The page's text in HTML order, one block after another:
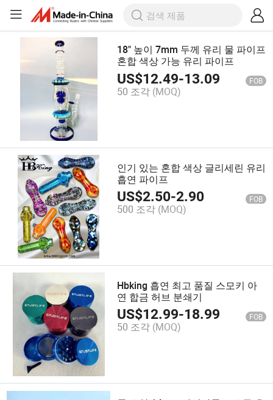
18" 높이 7mm 두께 유리 물 파이프
혼합 색상 가능 유리 파이프
US$12.49-13.09 FOB
50 조각 (MOQ)
인기 있는 혼합 색상 글리세린 유리
흡연 파이프
US$2.50-2.90 FOB
500 조각 (MOQ)
Hbking 흡연 최고 품질 스모키 아
연 합금 허브 분쇄기
US$12.99-18.99 FOB
50 조각 (MOQ)